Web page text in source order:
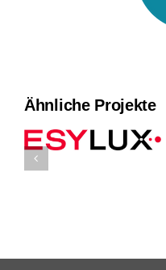
Ähnliche Projekte